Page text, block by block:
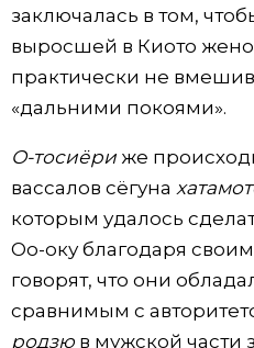
заключалась в том,
выросшей в Киото
практически не
«дальними покоями».
О-тосиёриже
вассалов сёгуна
которым удалось
Оо-оку благодаря
говорят, что они
сравнимым с
родзюв мужской части